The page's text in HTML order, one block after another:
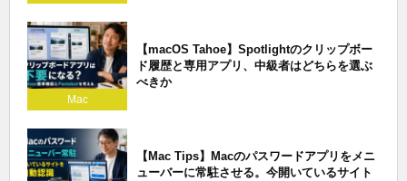
Mac
【macOS Tahoe】Spotlightのクリップボー
ド履歴と専用アプリ、中級者はどちらを選ぶ
べきか
【Mac Tips】Macのパスワードアプリをメニ
ューバーに常駐させる。今開いているサイト